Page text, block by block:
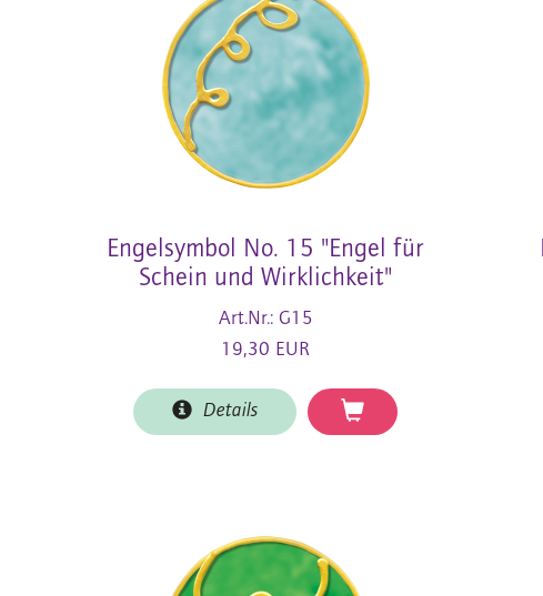
Engelsymbol No. 15 "Engel für
Schein und Wirklichkeit"
Art.Nr.: G15
19,30 EUR
Details